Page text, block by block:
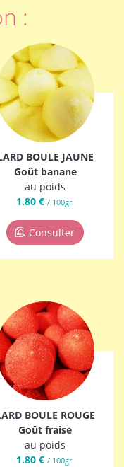
:
BOULE JAUNE
Goût banane
au poids
1.80 € / 100gr.
Consulter
BOULE ROUGE
Goût fraise
au poids
1.80 € / 100gr.